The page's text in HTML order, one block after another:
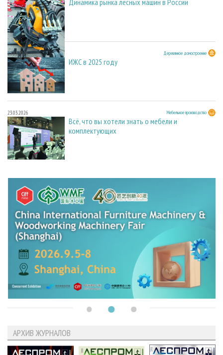
Динамика рынка лесных машин в России
23.03.2026 Деревянное домостроение
ИЖС в 2025 году
23.03.2026 Мебельное производство
Всё, что вы хотели знать о мебели и
комплектующих
АРХИВ ЖУРНАЛОВ